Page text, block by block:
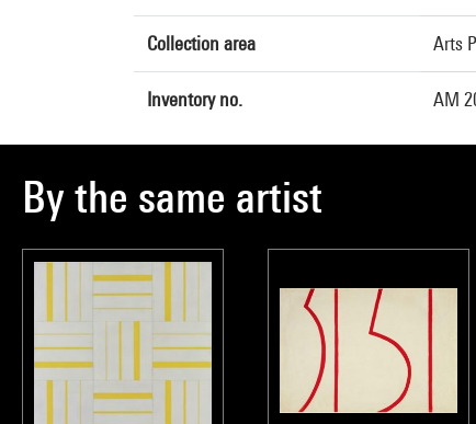
Collection area Arts
Inventory no. AM
By the same artist